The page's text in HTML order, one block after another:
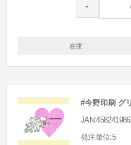
-
在庫
#今野印刷 グ
発注単位:5